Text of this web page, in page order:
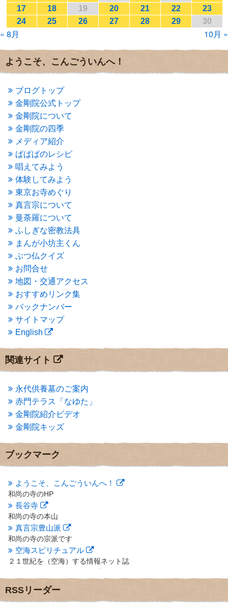
2017年1月(2)
2016年12月(4)
2016年11月(3)
2016年10月
2016年8月
2016年7月
(3)
2016年5月(3)
2016年4月
(4)
2016年3月 (4)
2016年2月 (5)
2016年1月(3)
2015年12月(6)
2015年11月 (4)
2015年10月
(4)
2015年9月(3)
2015年8月(4)
2015年7月(4)
2015年6月(3)
2015年5月(1)
2015年4月(1)
2015年3月 (3)
2015年2月(3)
2015年1月(1)
2014年12月
2014年9月(1)
2014年5月 (1)
2014年4月
2014年1月(1)
2013年11月 (4)
2013年10月
2013年8月
(7)
2013年7月
(7)
2013年5月(13)
2013年4月(1)
2013年3月 (4)
2013年2月(6)
2013年1月(6)
2012年12月(7)
2012年11月(7)
2012年10月
2012年8月
(9)
2012年7月(10)
2012年6月
2012年5月(16)
2012年4月 (16)
2012年3月(17)
2012年2月(20)
2012年1月(25)
2011年11月(28)
2011年10月(31)
2011年9月(24)
17 18 19 20 21 22
23
24
25 26 27 28 29 30
« 8月 10月 »
ようこそ、こんごういんへ！
ブログトップ
金剛院公式トップ
金剛院について
金剛院の四季
メディア紹介
ぱぱぱのレシピ
唱えてみよう
体験してみよう
東京お寺めぐり
真言宗について
曼荼羅について
ふしぎな密教法具
まんが小坊主くん
ぶつ仏クイズ
お問合せ
地図・交通アクセス
おすすめリンク集
バックナンバー
サイトマップ
English
関連サイト
永代供養墓のご案内
赤門テラス「なゆた」
金剛院紹介ビデオ
金剛院キッズ
ブックマーク
ようこそ、こんごういんへ！
和尚の寺のHP
長谷寺
和尚の寺の本山
真言宗豊山派
和尚の寺の宗派です
空海スピリチュアル
２１世紀を（空海）する情報ネット誌
地域のライターさんです
小豆島 圓満寺
RSSリーダー